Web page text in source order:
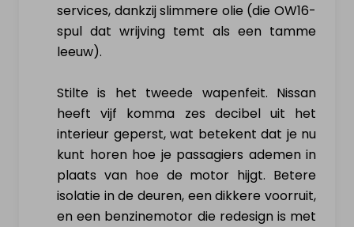
services, dankzij slimmere olie (die OW16-
spul dat wrijving temt als een tamme
leeuw).
Stilte is het tweede wapenfeit. Nissan
heeft vijf komma zes decibel uit het
interieur geperst, wat betekent dat je nu
kunt horen hoe je passagiers ademen in
plaats van hoe de motor hijgt. Betere
isolatie in de deuren, een dikkere voorruit,
en een benzinemotor die redesign is met